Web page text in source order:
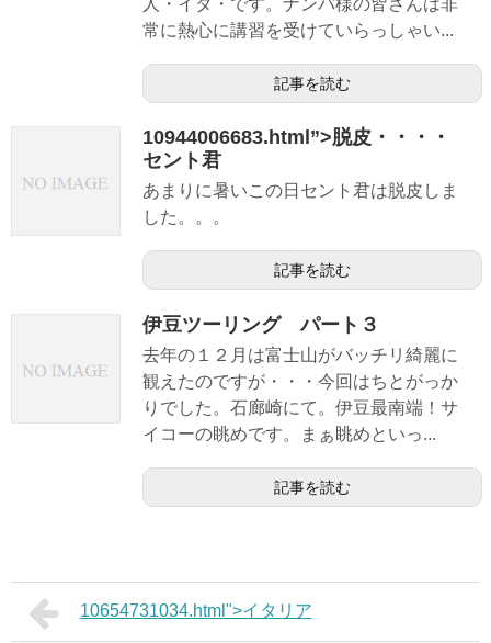
人・イタ・です。ナンバ様の皆さんは非
常に熱心に講習を受けていらっしゃい...
記事を読む
10944006683.html”>脱皮・・・・
セント君
あまりに暑いこの日セント君は脱皮しま
した。。。
記事を読む
伊豆ツーリング パート３
去年の１２月は富士山がバッチリ綺麗に
観えたのですが・・・今回はちとがっか
りでした。石廊崎にて。伊豆最南端！サ
イコーの眺めです。まぁ眺めといっ...
記事を読む
10654731034.html">イタリア